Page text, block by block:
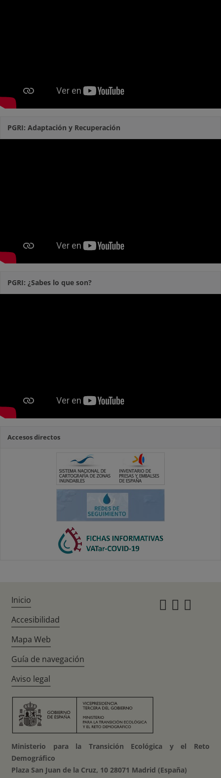
PGRI: Adaptación y Recuperación
PGRI: ¿Sabes lo que son?
Accesos directos
Inicio
Accesibilidad
Mapa Web
Guía de navegación
Aviso legal
Ministerio para la Transición Ecológica y el Reto
Demográfico
Plaza San Juan de la Cruz, 10 28071 Madrid (España)